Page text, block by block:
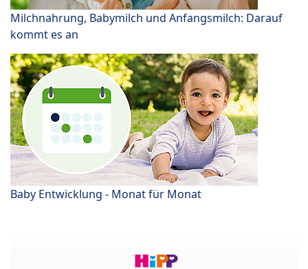
Milchnahrung, Babymilch und Anfangsmilch: Darauf
kommt es an
Baby Entwicklung - Monat für Monat